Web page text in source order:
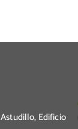
Edificio